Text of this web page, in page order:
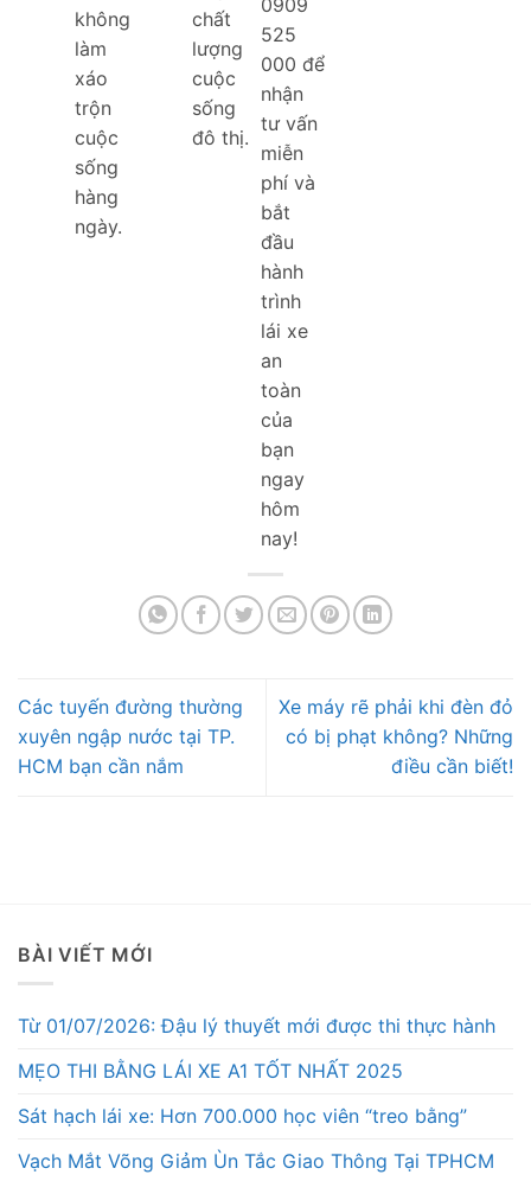
không
làm
xáo
trộn
cuộc
sống
hàng
ngày.
chất
lượng
cuộc
sống
đô thị.
525
000 để
nhận
tư vấn
miễn
phí và
bắt
đầu
hành
trình
lái xe
an
toàn
của
bạn
ngay
hôm
nay!
Các tuyến đường thường
xuyên ngập nước tại TP.
HCM bạn cần nắm
Xe máy rẽ phải khi đèn đỏ
có bị phạt không? Những
điều cần biết!
BÀI VIẾT MỚI
Từ 01/07/2026: Đậu lý thuyết mới được thi thực hành
MẸO THI BẰNG LÁI XE A1 TỐT NHẤT 2025
Sát hạch lái xe: Hơn 700.000 học viên “treo bằng”
Vạch Mắt Võng Giảm Ùn Tắc Giao Thông Tại TPHCM